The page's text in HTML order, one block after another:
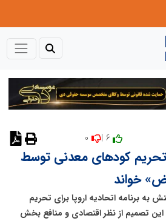
کودهای معدنی توسط
خواند
برنامه اتحادیه اروپا برای تحریم
تصمیم از نظر اقتصادی و منافع بخش